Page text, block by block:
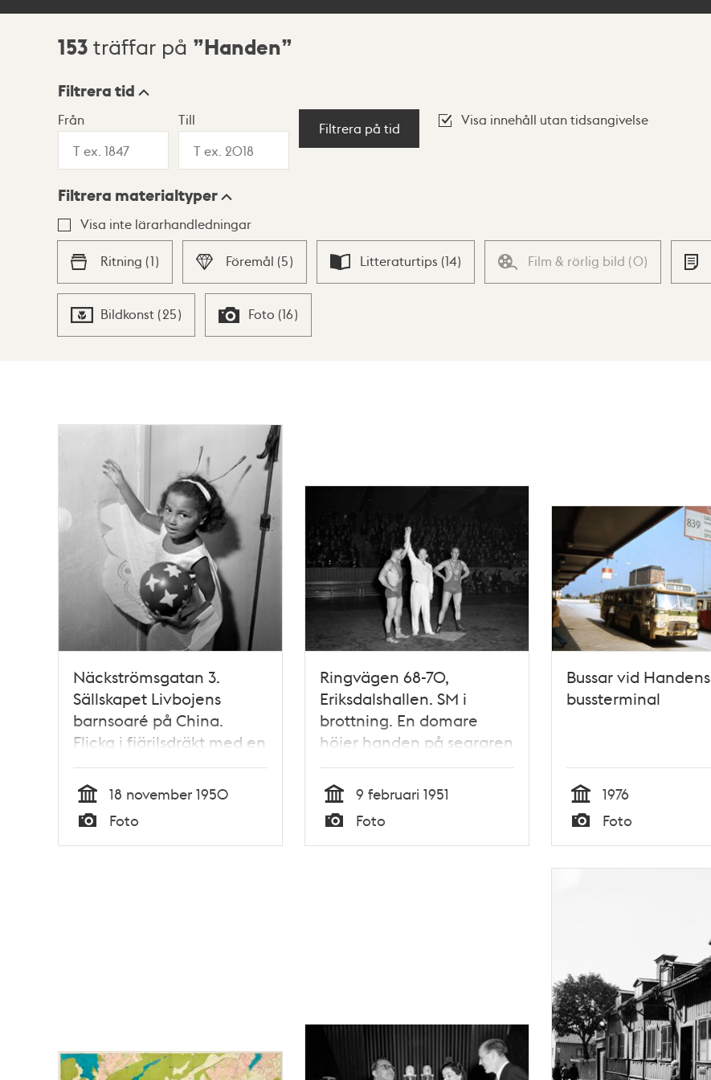
Sökresultat
153 träffar på Handen
Visningsläge
Lista Karta
Filtrera tid
Från Till
Filtrera på tid
Visa innehåll utan tidsangivelse
Filtrera materialtyper
Visa inte lärarhandledningar
Ritning (1) Föremål (5) Litteraturtips (14) Film & rörlig bild (0)
Bildkonst (25) Foto (16)
Näckströmsgatan 3.
Sällskapet Livbojens
barnsoaré på China.
Flicka i fjärilsdräkt med en
boll i handen
Tid
18 november 1950
Typ
Foto
Ringvägen 68-70,
Eriksdalshallen. SM i
brottning. En domare
höjer handen på segraren
Tid
9 februari 1951
Typ
Foto
Bussar vid Handens
bussterminal
Tid
1976
Typ
Foto